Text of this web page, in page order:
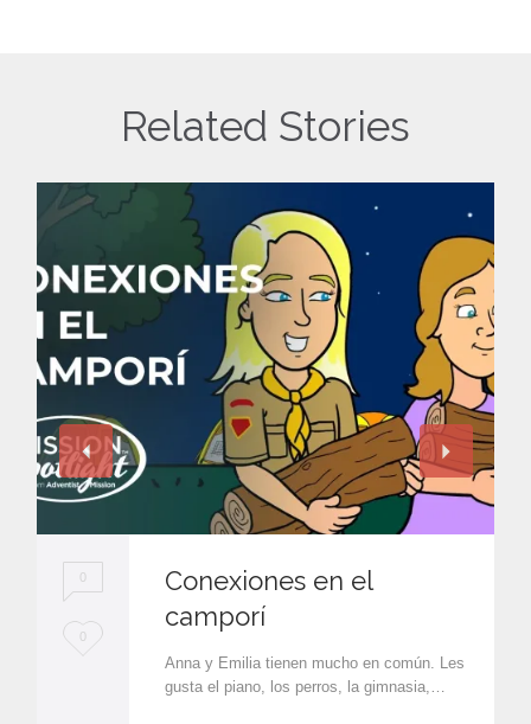
Related Stories
0
L
0
Conexiones en el
camporí
Anna y Emilia tienen mucho en común. Les
gusta el piano, los perros, la gimnasia,…